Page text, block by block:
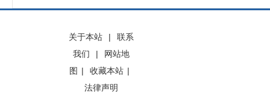
关于本站 |
联系
我们
|
网站地
图 | 收藏本站 |
法律声明